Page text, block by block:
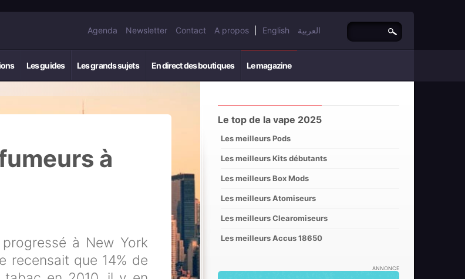
Agenda Newsletter Contact A propos English العربية
Les guides Les grands sujets En direct des boutiques Le magazine
à
à New York
recensait que 14% de
Le top de la vape 2025
Les meilleurs Pods
Les meilleurs Kits débutants
Les meilleurs Box Mods
Les meilleurs Atomiseurs
Les meilleurs Clearomiseurs
Les meilleurs Accus 18650
ANNONCE